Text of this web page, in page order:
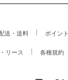
送・送料 ポイント
リース 各種規約